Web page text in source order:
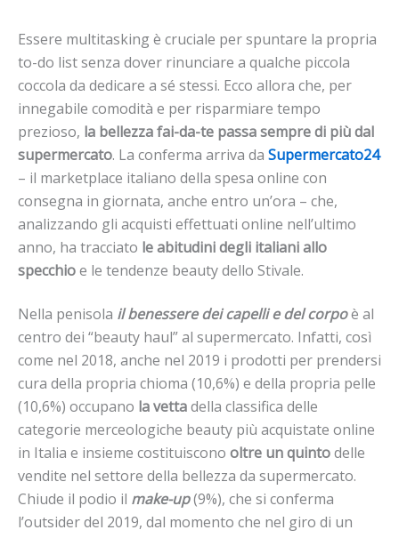
Essere multitasking è cruciale per spuntare la propria
to-do list senza dover rinunciare a qualche piccola
coccola da dedicare a sé stessi. Ecco allora che, per
innegabile comodità e per risparmiare tempo
prezioso, la bellezza fai-da-te passa sempre di più dal
supermercato. La conferma arriva da Supermercato24
– il marketplace italiano della spesa online con
consegna in giornata, anche entro un’ora – che,
analizzando gli acquisti effettuati online nell’ultimo
anno, ha tracciato le abitudini degli italiani allo
specchioe le tendenze beauty dello Stivale.
Nella penisola il benessere dei capelli e del corpoè al
centro dei “beauty haul” al supermercato. Infatti, così
come nel 2018, anche nel 2019 i prodotti per prendersi
cura della propria chioma (10,6%) e della propria pelle
(10,6%) occupano la vettadella classifica delle
categorie merceologiche beauty più acquistate online
in Italia e insieme costituiscono oltre un quintodelle
vendite nel settore della bellezza da supermercato.
Chiude il podio il make-up(9%), che si conferma
l’outsider del 2019, dal momento che nel giro di un